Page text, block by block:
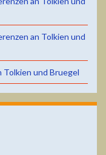
an Tolkien und
Tolkien und Bruegel